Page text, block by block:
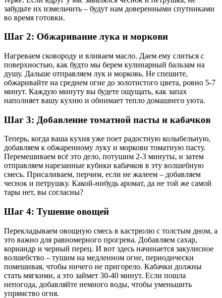
забудьте их измельчить – будут нам доверенными спутниками
во время готовки.
Шаг 2: Обжаривание лука и моркови
Нагреваем сковороду и вливаем масло. Даем ему слиться с
поверхностью, как будто мы берем кулинарный бальзам на
душу. Дальше отправляем лук и морковь. Не спешите,
обжаривайте на среднем огне до золотистого цвета, ровно 5-7
минут. Каждую минуту вы будете ощущать, как запах
наполняет вашу кухню и обнимает тепло домашнего уюта.
Шаг 3: Добавление томатной пасты и кабачков
Теперь, когда ваша кухня уже поет радостную колыбельную,
добавляем к обжаренному луку и моркови томатную пасту.
Перемешиваем всё это дело, потушим 2-3 минуты, и затем
отправляем нарезанные кубики кабачков в эту волшебную
смесь. Присаливаем, перчим, если не жалеем – добавляем
чеснок и петрушку. Какой-нибудь аромат, да не той же самой
тары нет, вы согласны?
Шаг 4: Тушение овощей
Перекладываем овощную смесь в кастрюлю с толстым дном, а
это важно для равномерного прогрева. Добавляем сахар,
кориандр и черный перец. И вот здесь начинается закулисное
волшебство – тушим на медленном огне, периодически
помешивая, чтобы ничего не пригорело. Кабачки должны
стать мягкими, а это займет 30-40 минут. Если пошла
непогода, добавляйте немного воды, чтобы уменьшить
упрямство огня.